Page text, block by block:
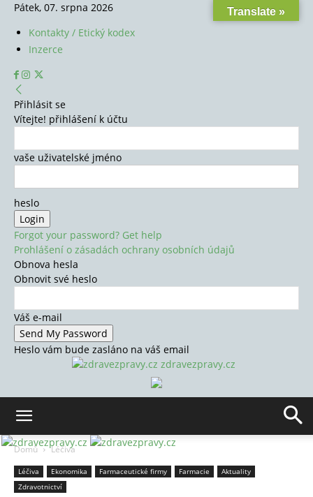
Pátek, 07. srpna 2026
Kontakty / Etický kodex
Inzerce
Přihlásit se
Vítejte! přihlášení k účtu
vaše uživatelské jméno
heslo
Forgot your password? Get help
Prohlášení o zásadách ochrany osobních údajů
Obnova hesla
Obnovit své heslo
Váš e-mail
Heslo vám bude zasláno na váš email
zdravezpravy.cz
Domů Léčiva
Léčiva Ekonomika Farmaceutické firmy Farmacie
Aktuality
Zdravotnictví
Translate »